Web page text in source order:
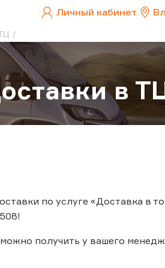
Личный кабинет
в
по услуге «Доставка в
получить у вашего